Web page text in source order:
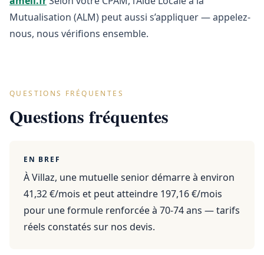
Mutualisation (ALM) peut aussi s’appliquer — appelez-
nous, nous vérifions ensemble.
QUESTIONS FRÉQUENTES
Questions fréquentes
EN BREF
À Villaz, une mutuelle senior démarre à environ
41,32 €/mois et peut atteindre 197,16 €/mois
pour une formule renforcée à 70-74 ans — tarifs
réels constatés sur nos devis.